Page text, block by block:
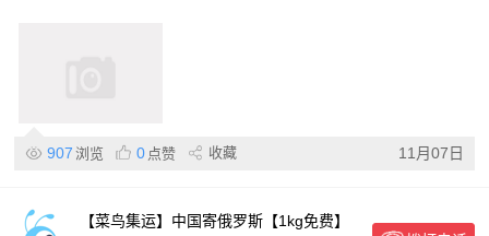
907 浏览 0 点赞 收藏 11月07日
【菜鸟集运】中国寄俄罗斯【1kg免费】